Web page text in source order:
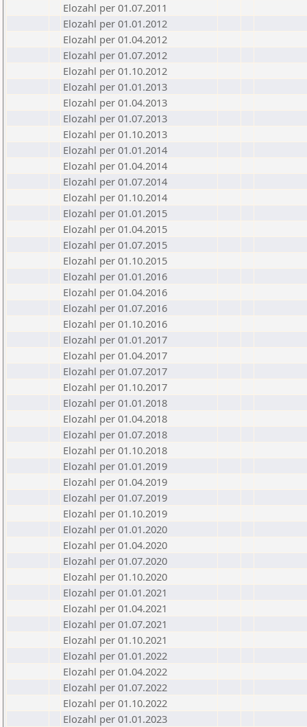
Elozahl per 01.07.2011
Elozahl per 01.01.2012
Elozahl per 01.04.2012
Elozahl per 01.07.2012
Elozahl per 01.10.2012
Elozahl per 01.01.2013
Elozahl per 01.04.2013
Elozahl per 01.07.2013
Elozahl per 01.10.2013
Elozahl per 01.01.2014
Elozahl per 01.04.2014
Elozahl per 01.07.2014
Elozahl per 01.10.2014
Elozahl per 01.01.2015
Elozahl per 01.04.2015
Elozahl per 01.07.2015
Elozahl per 01.10.2015
Elozahl per 01.01.2016
Elozahl per 01.04.2016
Elozahl per 01.07.2016
Elozahl per 01.10.2016
Elozahl per 01.01.2017
Elozahl per 01.04.2017
Elozahl per 01.07.2017
Elozahl per 01.10.2017
Elozahl per 01.01.2018
Elozahl per 01.04.2018
Elozahl per 01.07.2018
Elozahl per 01.10.2018
Elozahl per 01.01.2019
Elozahl per 01.04.2019
Elozahl per 01.07.2019
Elozahl per 01.10.2019
Elozahl per 01.01.2020
Elozahl per 01.04.2020
Elozahl per 01.07.2020
Elozahl per 01.10.2020
Elozahl per 01.01.2021
Elozahl per 01.04.2021
Elozahl per 01.07.2021
Elozahl per 01.10.2021
Elozahl per 01.01.2022
Elozahl per 01.04.2022
Elozahl per 01.07.2022
Elozahl per 01.10.2022
Elozahl per 01.01.2023